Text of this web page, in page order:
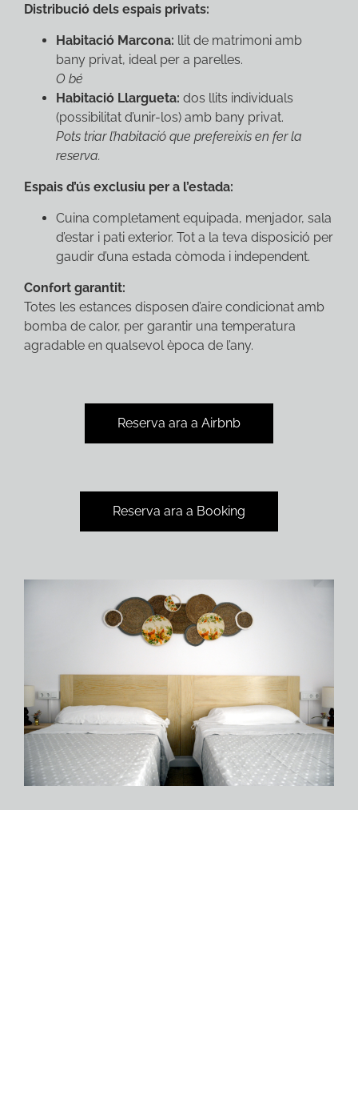
Distribució dels espais privats:
Habitació Marcona: llit de matrimoni amb
bany privat, ideal per a parelles.
O bé
Habitació Llargueta: dos llits individuals
(possibilitat d’unir-los) amb bany privat.
Pots triar l’habitació que prefereixis en fer la
reserva.
Espais d’ús exclusiu per a l’estada:
Cuina completament equipada, menjador, sala
d’estar i pati exterior. Tot a la teva disposició per
gaudir d’una estada còmoda i independent.
Confort garantit:
Totes les estances disposen d’aire condicionat amb
bomba de calor, per garantir una temperatura
agradable en qualsevol època de l’any.
Reserva ara a Airbnb
Reserva ara a Booking